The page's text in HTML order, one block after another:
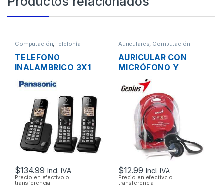
Computación,Telefonía
TELEFONO
INALAMBRICO 3X1
TGC353 DECT 6.0 C-
ID 1.9 GHZ ALTAVOZ
CONTESTADOR
$134.99 Incl. IVA
Precio en efectivo o
transferencia
Auriculares, Computación
AURICULAR CON
MICRÓFONO Y
CONTROL DE
VOLUMEN GENIUS
HS-300N PLUG
3.5MM PLEGABLE
$12.99 Incl. IVA
Precio en efectivo o
transferencia